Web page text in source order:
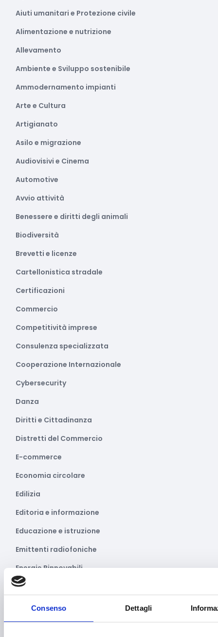
Consenso Dettagli
Aiuti umanitari e Protezione civile
Alimentazione e nutrizione
Allevamento
Ambiente e Sviluppo sostenibile
Ammodernamento impianti
Arte e Cultura
Artigianato
Asilo e migrazione
Audiovisivi e Cinema
Automotive
Avvio attività
Benessere e diritti degli animali
Biodiversità
Brevetti e licenze
Cartellonistica stradale
Certificazioni
Commercio
Competitività imprese
Consulenza specializzata
Cooperazione Internazionale
Cybersecurity
Danza
Diritti e Cittadinanza
Distretti del Commercio
E-commerce
Economia circolare
Edilizia
Editoria e informazione
Educazione e istruzione
Emittenti radiofoniche
Energie Rinnovabili
Farmaceutico
Farmacia e/o chimica
Fashion